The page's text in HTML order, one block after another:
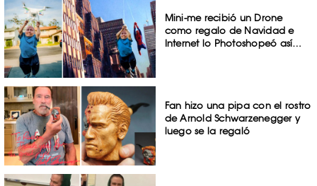
Mini-me recibió un Drone
como regalo de Navidad e
Internet lo Photoshopeó así…
Fan hizo una pipa con el rostro
de Arnold Schwarzenegger y
luego se la regaló